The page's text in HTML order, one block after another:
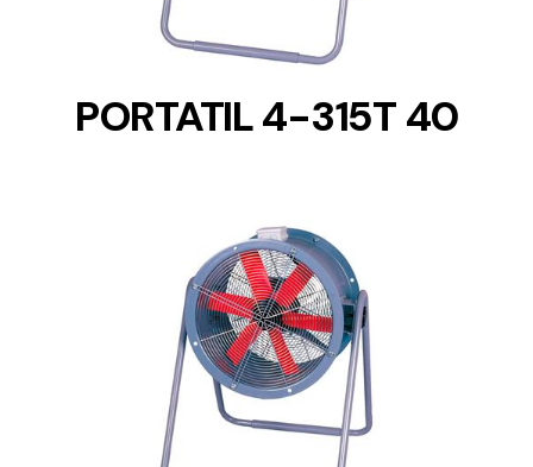
PORTATIL 4-315T 40
DETAILS